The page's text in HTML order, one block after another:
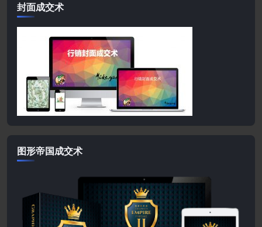
封面成交术
图形帝国成交术